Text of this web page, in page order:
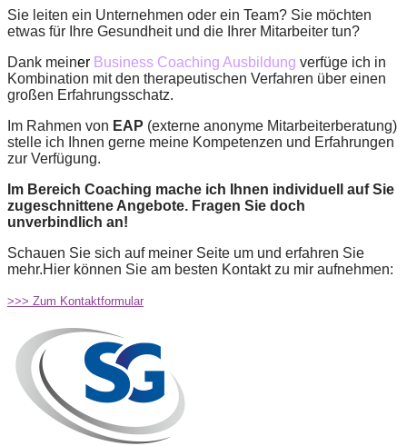
Sie leiten ein Unternehmen oder ein Team? Sie möchten
etwas für Ihre Gesundheit und die Ihrer Mitarbeiter tun?
Dank meiner Business Coaching Ausbildung verfüge ich in
Kombination mit den therapeutischen Verfahren über einen
großen Erfahrungsschatz.
Im Rahmen von EAP (externe anonyme Mitarbeiterberatung)
stelle ich Ihnen gerne meine Kompetenzen und Erfahrungen
zur Verfügung.
Im Bereich Coaching mache ich Ihnen individuell auf Sie
zugeschnittene Angebote. Fragen Sie doch
unverbindlich an!
Schauen Sie sich auf meiner Seite um und erfahren Sie
mehr.Hier können Sie am besten Kontakt zu mir aufnehmen:
>>> Zum Kontaktformular